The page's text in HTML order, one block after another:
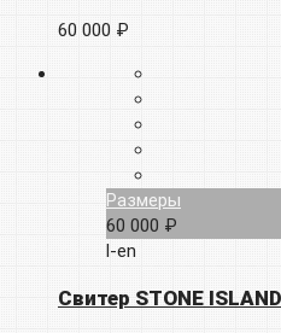
60 000 ₽
Размеры
60 000 ₽
l-en
Свитер STONE